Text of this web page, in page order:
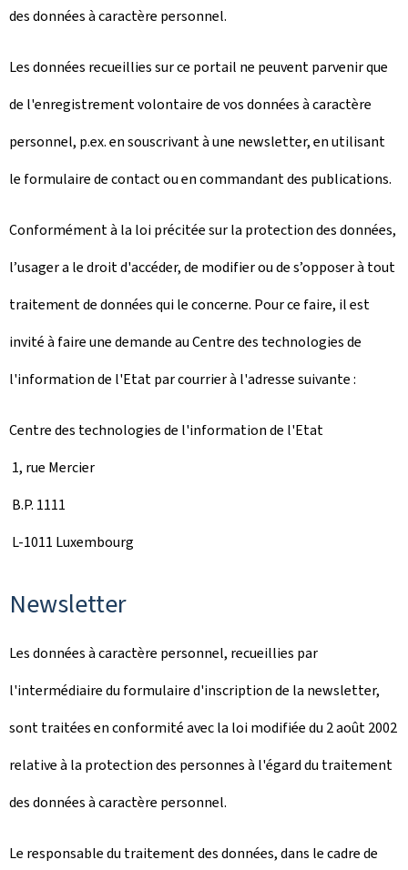
des données à caractère personnel.
Les données recueillies sur ce portail ne peuvent parvenir que
de l'enregistrement volontaire de vos données à caractère
personnel, p.ex. en souscrivant à une newsletter, en utilisant
le formulaire de contact ou en commandant des publications.
Conformément à la loi précitée sur la protection des données,
l’usager a le droit d'accéder, de modifier ou de s’opposer à tout
traitement de données qui le concerne. Pour ce faire, il est
invité à faire une demande au Centre des technologies de
l'information de l'Etat par courrier à l'adresse suivante :
Centre des technologies de l'information de l'Etat
1, rue Mercier
B.P. 1111
L-1011 Luxembourg
Newsletter
Les données à caractère personnel, recueillies par
l'intermédiaire du formulaire d'inscription de la newsletter,
sont traitées en conformité avec la loi modifiée du 2 août 2002
relative à la protection des personnes à l'égard du traitement
des données à caractère personnel.
Le responsable du traitement des données, dans le cadre de